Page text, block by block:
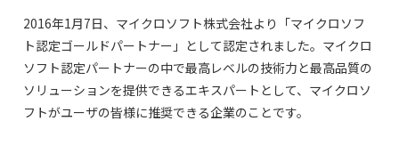
2016年1月7日、マイクロソフト株式会社より「マイクロソフ
ト認定ゴールドパートナー」として認定されました。マイクロ
ソフト認定パートナーの中で最高レベルの技術力と最高品質の
ソリューションを提供できるエキスパートとして、マイクロソ
フトがユーザの皆様に推奨できる企業のことです。